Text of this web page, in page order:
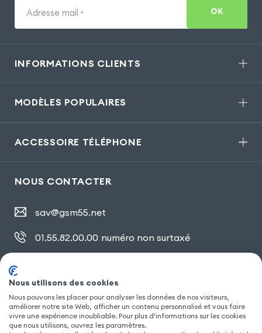
Adresse mail * OK
INFORMATIONS CLIENTS
MODÈLES POPULAIRES
ACCESSOIRE TÉLÉPHONE
NOUS CONTACTER
sav@gsm55.net
01.55.82.00.00 numéro non surtaxé
SUIVEZ NOUS
Nous utilisons des cookies
Nous pouvons les placer pour analyser les données de nos visiteurs,
améliorer notre site Web, afficher un contenu personnalisé et vous faire
vivre une expérience inoubliable. Pour plus d'informations sur les cookies
que nous utilisons, ouvrez les paramètres.